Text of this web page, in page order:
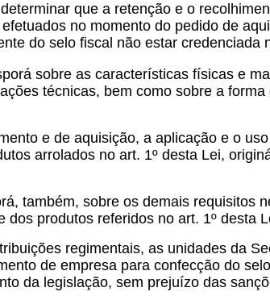
que a retenção e o
no momento do pedido de
do selo fiscal não estar credenciada
sobre as características físicas e
técnicas, bem como sobre a
e de aquisição, a aplicação e o
arrolados no art. 1º desta Lei,
também, sobre os demais
dos produtos referidos no art. 1º desta
regimentais, as unidades da
de empresa para confecção do
da legislação, sem prejuízo das